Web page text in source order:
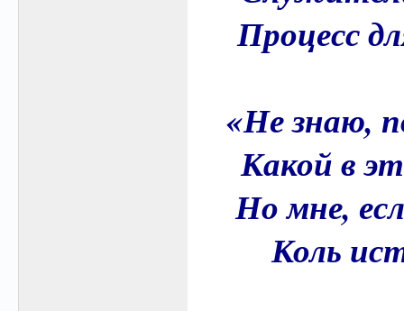
Процесс
«Не знаю,
Какой в
Но мне,
Коль